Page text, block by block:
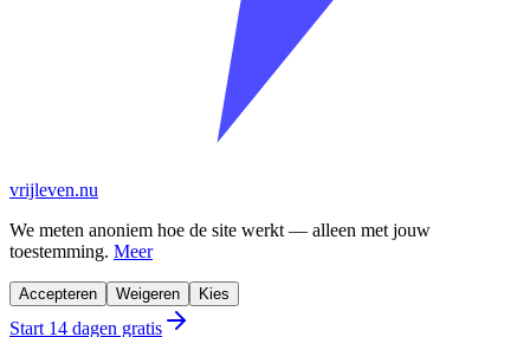
vrijleven.nu
We meten anoniem hoe de site werkt — alleen met jouw
toestemming. Meer
Accepteren Weigeren Kies
Start 14 dagen gratis